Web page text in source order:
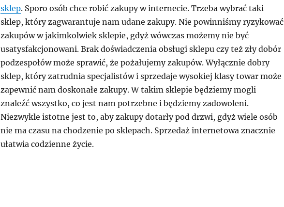
sklep. Sporo osób chce robić zakupy w internecie. Trzeba wybrać taki
sklep, który zagwarantuje nam udane zakupy. Nie powinniśmy ryzykować
zakupów w jakimkolwiek sklepie, gdyż wówczas możemy nie być
usatysfakcjonowani. Brak doświadczenia obsługi sklepu czy też zły dobór
podzespołów może sprawić, że pożałujemy zakupów. Wyłącznie dobry
sklep, który zatrudnia specjalistów i sprzedaje wysokiej klasy towar może
zapewnić nam doskonałe zakupy. W takim sklepie będziemy mogli
znaleźć wszystko, co jest nam potrzebne i będziemy zadowoleni.
Niezwykle istotne jest to, aby zakupy dotarły pod drzwi, gdyż wiele osób
nie ma czasu na chodzenie po sklepach. Sprzedaż internetowa znacznie
ułatwia codzienne życie.